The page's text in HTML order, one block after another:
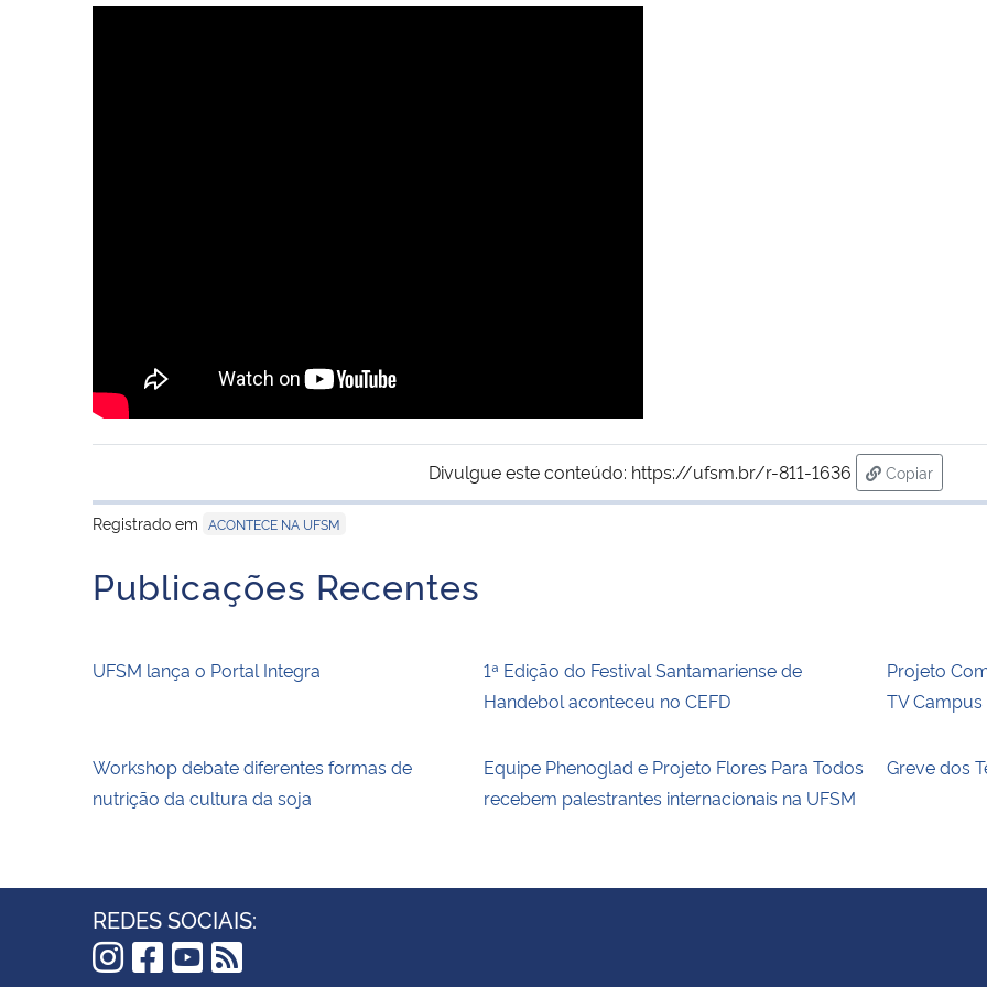
Divulgue este conteúdo: https://ufsm.br/r-811-1636
Copiar
para área
Registrado em ACONTECE NA UFSM
Publicações Recentes
UFSM lança o Portal Integra
1ª Edição do Festival Santamariense de
Handebol aconteceu no CEFD
Projeto
TV
Workshop debate diferentes formas de
nutrição da cultura da soja
Equipe Phenoglad e Projeto Flores Para Todos
recebem palestrantes internacionais na UFSM
Greve dos
REDES SOCIAIS: